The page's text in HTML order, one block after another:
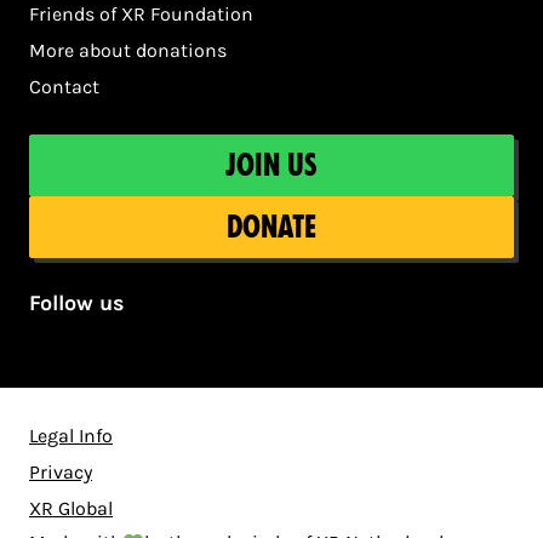
Friends of XR Foundation
More about donations
Contact
Join us
Donate
Follow us
Legal Info
Privacy
XR Global